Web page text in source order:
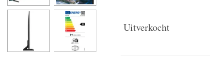
Uitverkocht